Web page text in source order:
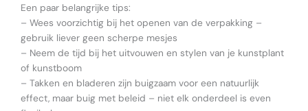
Een paar belangrijke tips:
– Wees voorzichtig bij het openen van de verpakking –
gebruik liever geen scherpe mesjes
– Neem de tijd bij het uitvouwen en stylen van je kunstplant
of kunstboom
– Takken en bladeren zijn buigzaam voor een natuurlijk
effect, maar buig met beleid – niet elk onderdeel is even